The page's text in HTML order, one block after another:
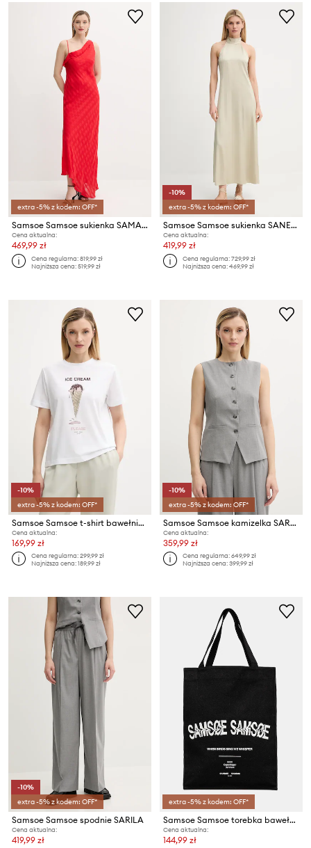
extra -5% z kodem: OFF*
Samsoe Samsoe sukienka SAMARINA
Cena aktualna:
469,99 zł
Cena regularna:819,99 zł
Najniższa cena:519,99 zł
-10%
extra -5% z kodem: OFF*
Samsoe Samsoe sukienka SANETTLE
Cena aktualna:
419,99 zł
Cena regularna:729,99 zł
Najniższa cena:469,99 zł
-10%
extra -5% z kodem: OFF*
Samsoe Samsoe t-shirt bawełniany SACAMINO
Cena aktualna:
169,99 zł
Cena regularna:299,99 zł
Najniższa cena:189,99 zł
-10%
extra -5% z kodem: OFF*
Samsoe Samsoe kamizelka SARUMA
Cena aktualna:
359,99 zł
Cena regularna:649,99 zł
Najniższa cena:399,99 zł
-10%
extra -5% z kodem: OFF*
Samsoe Samsoe spodnie SARILA
Cena aktualna:
419,99 zł
extra -5% z kodem: OFF*
Samsoe Samsoe torebka bawełniana SAPRINT
Cena aktualna:
144,99 zł